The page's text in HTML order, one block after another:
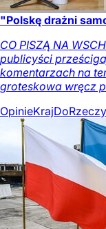
"Polskę drażni
CO PISZĄ NA
publicyści
komentarzach na
groteskowa wręcz
OpinieKraj